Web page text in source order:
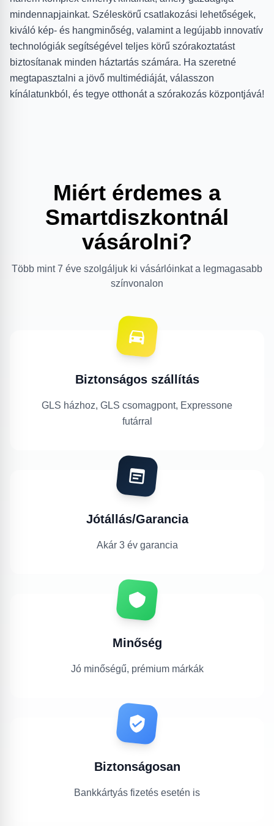
mindennapjainkat. Széleskörű csatlakozási lehetőségek,
kiváló kép- és hangminőség, valamint a legújabb innovatív
technológiák segítségével teljes körű szórakoztatást
biztosítanak minden háztartás számára. Ha szeretné
megtapasztalni a jövő multimédiáját, válasszon
kínálatunkból, és tegye otthonát a szórakozás központjává!
Miért érdemes a
Smartdiszkontnál
vásárolni?
Több mint 7 éve szolgáljuk ki vásárlóinkat a legmagasabb
színvonalon
Biztonságos szállítás
GLS házhoz, GLS csomagpont, Expressone
futárral
Jótállás/Garancia
Akár 3 év garancia
Minőség
Jó minőségű, prémium márkák
Biztonságosan
Bankkártyás fizetés esetén is